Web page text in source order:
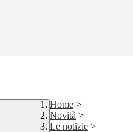
Home >
Novità >
Le notizie >